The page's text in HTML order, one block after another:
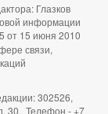
Глазков
информации
15 июня 2010
связи,
302526,
30. Телефон - +7